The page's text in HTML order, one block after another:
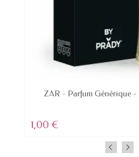
EN STOCK
ZAR - Parfum Générique -
1,00 €